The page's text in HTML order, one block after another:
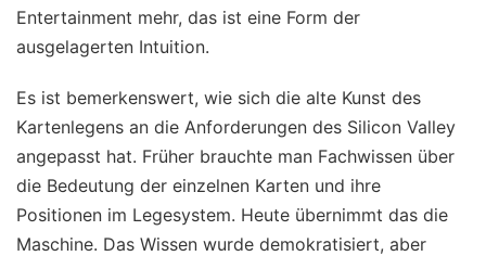
Entertainment mehr, das ist eine Form der
ausgelagerten Intuition.
Es ist bemerkenswert, wie sich die alte Kunst des
Kartenlegens an die Anforderungen des Silicon Valley
angepasst hat. Früher brauchte man Fachwissen über
die Bedeutung der einzelnen Karten und ihre
Positionen im Legesystem. Heute übernimmt das die
Maschine. Das Wissen wurde demokratisiert, aber